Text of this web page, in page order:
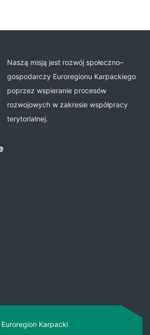
Naszą misją jest rozwój społeczno–
gospodarczy Euroregionu Karpackiego
poprzez wspieranie procesów
rozwojowych w zakresie współpracy
terytorialnej.
Karpacki